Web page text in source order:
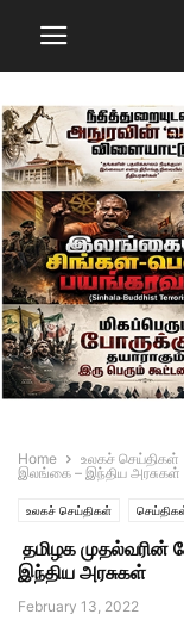
Home உலகச் செய்திகள்
இலங்கை – இந்திய அரசுகள்
உலகச் செய்திகள்
தமிழக
இந்திய அரசுகள்
February 13, 2022